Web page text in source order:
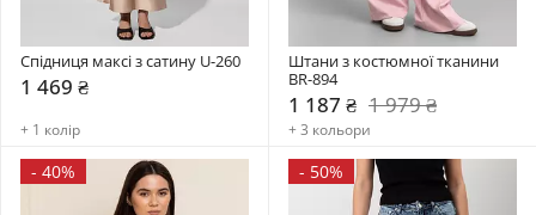
Спідниця максі з сатину U-260
1 469 ₴
+ 1 колір
Штани з костюмної тканини
BR-894
1 187 ₴ 1 979 ₴
+ 3 кольори
- 40% - 50%